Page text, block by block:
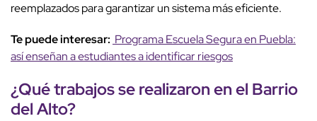
reemplazados para garantizar un sistema más eficiente.
Te puede interesar: Programa Escuela Segura en Puebla:
así enseñan a estudiantes a identificar riesgos
¿Qué trabajos se realizaron en el Barrio
del Alto?